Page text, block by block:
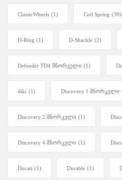
ClassicWheels (1) Coil Spring (39)
D-Ring (1) D-Shackle (2)
Defender TD4 შნორკელი (1)
diki (1) Discovery 1 შნორკელი
Discovery 2 შნორკელი (1)
Discovery 4 შნორკელი (1)
Ducati (1) Durable (1)